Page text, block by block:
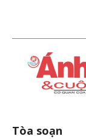
Tòa soạn